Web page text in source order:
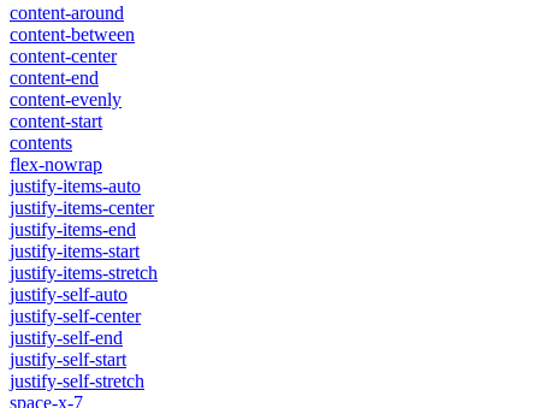
content-around
content-between
content-center
content-end
content-evenly
content-start
contents
flex-nowrap
justify-items-auto
justify-items-center
justify-items-end
justify-items-start
justify-items-stretch
justify-self-auto
justify-self-center
justify-self-end
justify-self-start
justify-self-stretch
space-x-7